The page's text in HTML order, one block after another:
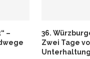
–
36.
Zwei Tage